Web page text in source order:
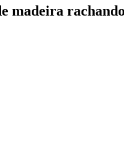
madeira